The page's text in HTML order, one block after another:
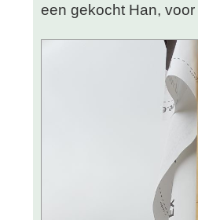
een gekocht Han,